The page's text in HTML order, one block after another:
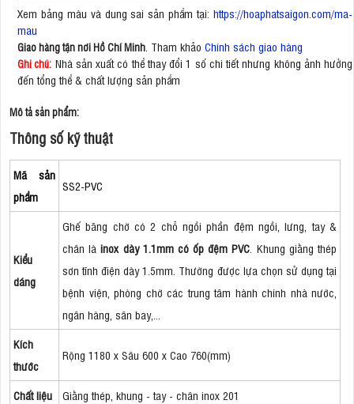
Xem bảng màu và dung sai sản phẩm tại: https://hoaphatsaigon.com/ma-
mau
Giao hàng tận nơi Hồ Chí Minh . Tham khảo Chính sách giao hàng
Ghi chú: Nhà sản xuất có thể thay đổi 1 số chi tiết nhưng không ảnh hưởng
đến tổng thể & chất lượng sản phẩm
Mô tả sản phẩm:
Thông số kỹ thuật
Mã sản
phẩm
SS2-PVC
Kiểu
dáng
Ghế băng chờ có 2 chỗ ngồi phần đệm ngồi, lưng, tay &
chân làinox dày 1.1mm có ốp đệm PVC . Khung giằng thép
sơn tĩnh điện dày 1.5mm. Thường được lựa chọn sử dụng tại
bệnh viện, phòng chờ các trung tâm hành chính nhà nước,
ngân hàng, sân bay,...
Kích
thước
Rộng 1180 x Sâu 600 x Cao 760(mm)
Chất liệu
Giằng thép, khung - tay - chân inox 201